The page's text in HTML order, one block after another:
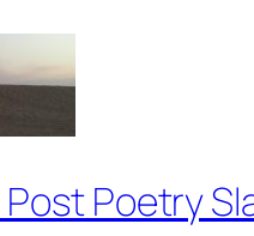
Post Poetry